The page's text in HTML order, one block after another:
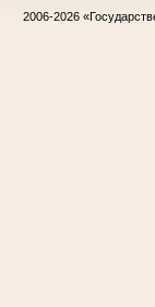
2006-2026